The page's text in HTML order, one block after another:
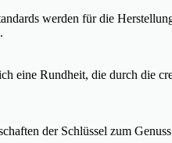
werden für die
eine Rundheit, die durch die
der Schlüssel zum